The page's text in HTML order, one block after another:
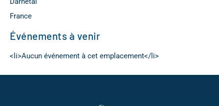
France
Événements à venir
<li>Aucun événement à cet emplacement</li>